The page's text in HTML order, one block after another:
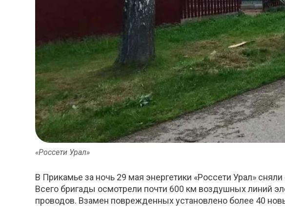
«Россети Урал»
В Прикамье за ночь 29 мая энергетики «Россети Урал»
Всего бригады осмотрели почти 600 км воздушных линий
проводов. Взамен поврежденных установлено более 40